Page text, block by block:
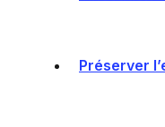
Préserver